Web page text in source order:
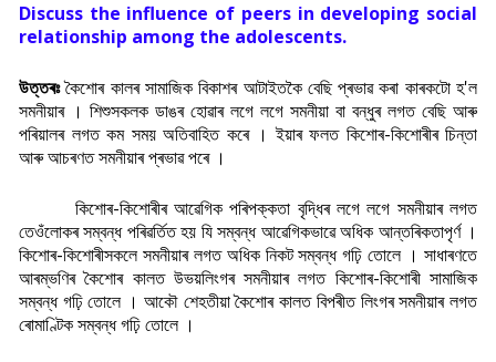
Discuss the influence of peers in developing social
relationship among the adolescents.
উত্তৰঃকৈশোৰ কালৰ সামাজিক বিকাশৰ আটাইতকৈ বেছি প্ৰভাৱ কৰা কাৰকটো হ'ল
সমনীয়াৰ । শিশুসকলক ডাঙৰ হোৱাৰ লগে লগে সমনীয়া বা বন্ধুৰ লগত বেছি আৰু
পৰিয়ালৰ লগত কম সময় অতিবাহিত কৰে । ইয়াৰ ফলত কিশোৰ-কিশোৰীৰ চিন্তা
আৰু আচৰণত সমনীয়াৰ প্ৰভাৱ পৰে ।
কিশোৰ-কিশোৰীৰ আৱেগিক পৰিপক্কতা বৃদ্ধিৰ লগে লগে সমনীয়াৰ লগত
তেওঁলোকৰ সম্বন্ধ পৰিৱৰ্তিত হয় যি সম্বন্ধ আৱেগিকভাৱে অধিক আন্তৰিকতাপৃৰ্ণ ।
কিশোৰ-কিশোৰীসকলে সমনীয়াৰ লগত অধিক নিকট সম্বন্ধ গঢ়ি তোলে । সাধাৰণতে
আৰম্ভণিৰ কৈশোৰ কালত উভয়লিংগৰ সমনীয়াৰ লগত কিশোৰ-কিশোৰী সামাজিক
সম্বন্ধ গঢ়ি তোলে । আকৌ শেহতীয়া কৈশোৰ কালত বিপৰীত লিংগৰ সমনীয়াৰ লগত
ৰোমাণ্টিক সম্বন্ধ গঢ়ি তোলে ।